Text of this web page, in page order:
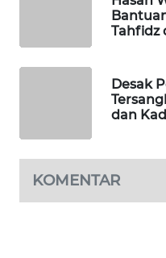
Tahfidz
Desak
dan
KOMENTAR
KOPEKLIN
PORTAL